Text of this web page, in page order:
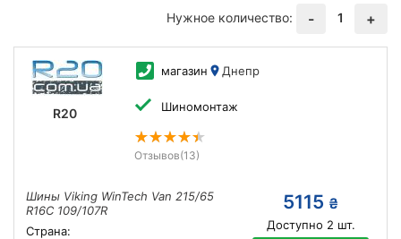
Нужное количество:
- 1 +
R20
магазин Днепр
Шиномонтаж
Отзывов(13)
Шины Viking WinTech Van 215/65
R16C 109/107R
Страна:
5115 ₴
Доступно 2 шт.